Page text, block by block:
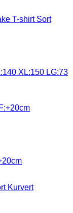
XL:150 LG:73